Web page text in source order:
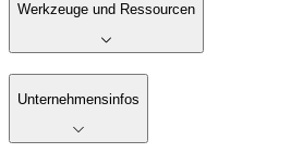
Werkzeuge und Ressourcen
Unternehmensinfos